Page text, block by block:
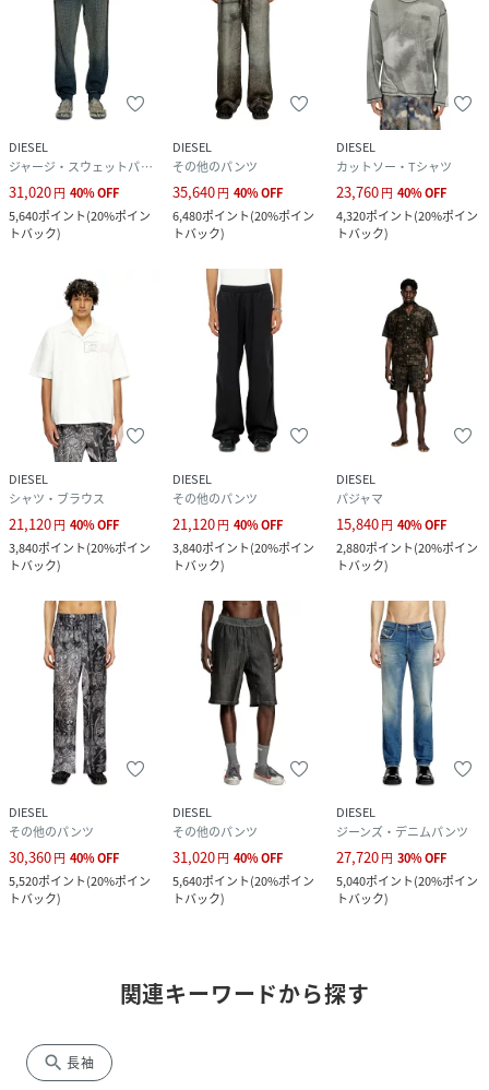
DIESEL
ジャージ・スウェットパンツ
31,020円 40%OFF
5,640ポイント(20%ポイン
トバック)
DIESEL
その他のパンツ
35,640円 40%OFF
6,480ポイント(20%ポイン
トバック)
DIESEL
カットソー・Tシャツ
23,760円 40%OFF
4,320ポイント(20%ポイン
トバック)
DIESEL
シャツ・ブラウス
21,120円 40%OFF
3,840ポイント(20%ポイン
トバック)
DIESEL
その他のパンツ
21,120円 40%OFF
3,840ポイント(20%ポイン
トバック)
DIESEL
パジャマ
15,840円 40%OFF
2,880ポイント(20%ポイン
トバック)
DIESEL
その他のパンツ
30,360円 40%OFF
5,520ポイント(20%ポイン
トバック)
DIESEL
その他のパンツ
31,020円 40%OFF
5,640ポイント(20%ポイン
トバック)
DIESEL
ジーンズ・デニムパンツ
27,720円 30%OFF
5,040ポイント(20%ポイン
トバック)
関連キーワードから探す
search 長袖